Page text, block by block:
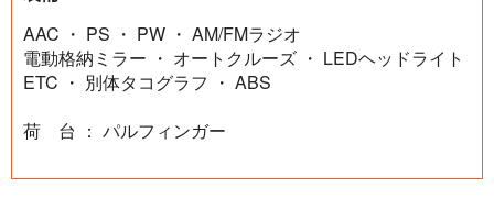
AAC ・ PS ・ PW ・ AM/FMラジオ
電動格納ミラー ・ オートクルーズ ・ LEDヘッドライト
ETC ・ 別体タコグラフ ・ ABS
荷 台 ： パルフィンガー